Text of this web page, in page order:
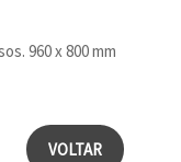
960 x 800 mm
VOLTAR